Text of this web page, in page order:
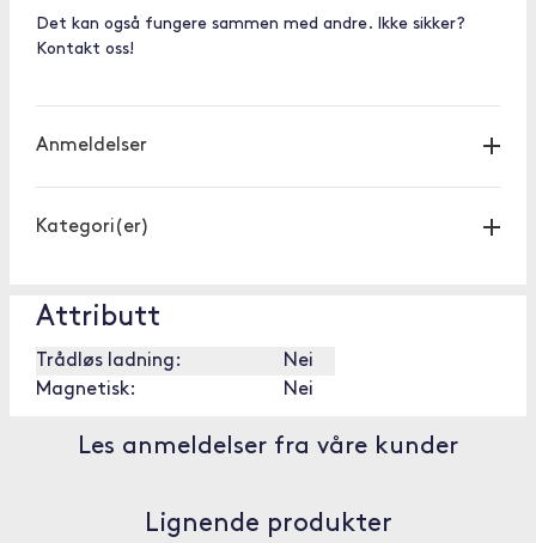
Det kan også fungere sammen med andre. Ikke sikker?
Kontakt oss!
Anmeldelser
Kategori(er)
Attributt
Trådløs ladning:
Nei
Magnetisk:
Nei
Les anmeldelser fra våre kunder
Lignende produkter